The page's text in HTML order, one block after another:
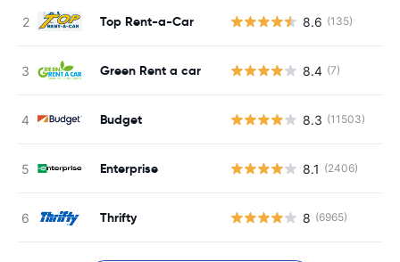
Top Rent-a-Car 8.6 (135)
Green Rent a car 8.4 (7)
Budget 8.3 (11503)
Enterprise 8.1 (2406)
Thrifty 8 (6965)